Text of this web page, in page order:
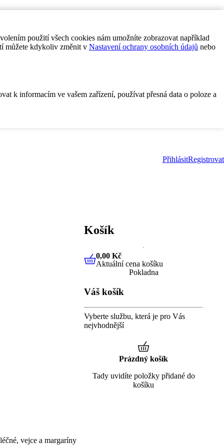
použití všech cookies nám umožníte zobrazovat například
můžete kdykoliv změnit v Nastavení ochrany osobních údajů nebo
k informacím ve vašem zařízení, používat přesná data o poloze a
PřihlásitRegistrovat
vejce a margaríny
Košík
0,00 KčAktuální cena košíku
0,00 Kč
Aktuální cena košíku
Pokladna
Váš košík
Vyberte službu, která je pro Vás
nejvhodnější
Prázdný košík
Tady uvidíte položky přidané do
košíku